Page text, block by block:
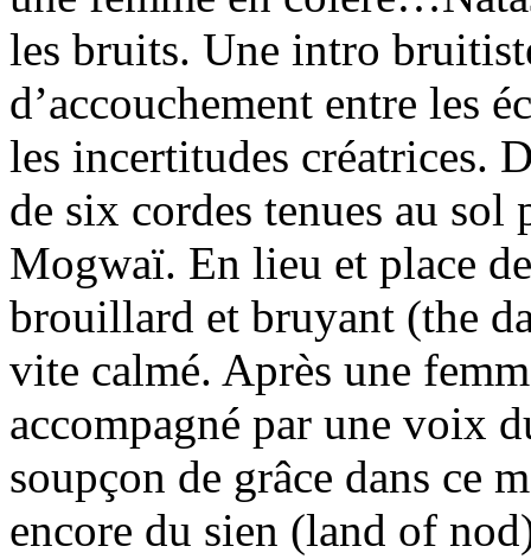
les bruits. Une intro
d’accouchement entre les
les incertitudes créatrices.
de six cordes tenues au sol
Mogwaï. En lieu et place
brouillard et bruyant (the
vite calmé. Après une
accompagné par une voix
soupçon de grâce dans ce
encore du sien (land of